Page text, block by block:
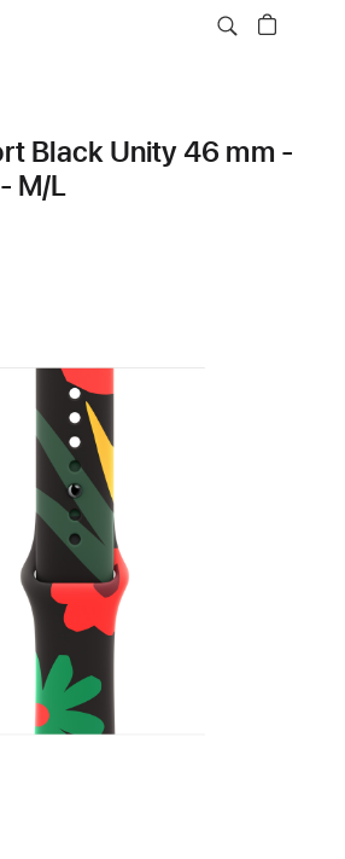
Black Unity 46 mm -
M/L